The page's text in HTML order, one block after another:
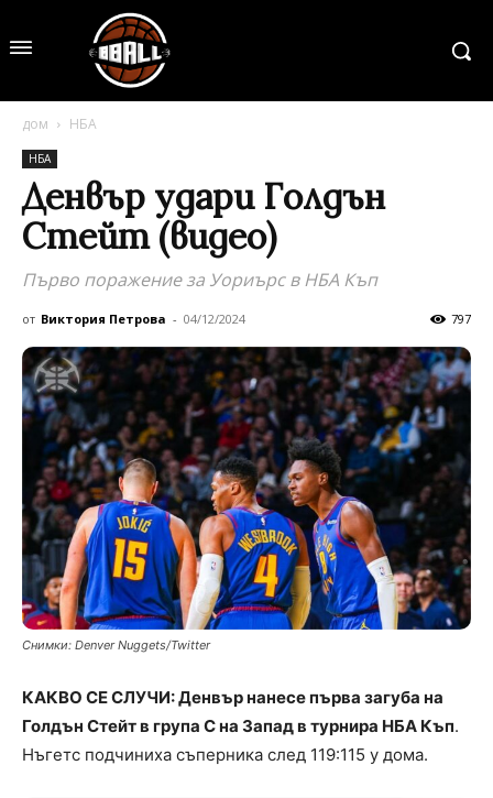
дом НБА
НБА
Денвър удари Голдън
Стейт (видео)
Първо поражение за Уориърс в НБА Къп
от Виктория Петрова - 04/12/2024 797
Снимки: Denver Nuggets/Twitter
КАКВО СЕ СЛУЧИ: Денвър нанесе първа загуба на
Голдън Стейт в група C на Запад в турнира НБА Къп.
Нъгетс подчиниха съперника след 119:115 у дома.